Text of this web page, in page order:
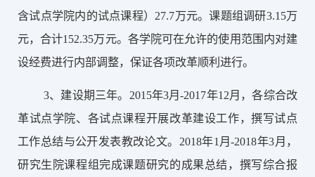
含试点学院内的试点课程）27.7万元。课题组调研3.15万
元，合计152.35万元。各学院可在允许的使用范围内对建
设经费进行内部调整，保证各项改革顺利进行。
3、建设期三年。2015年3月-2017年12月，各综合改
革试点学院、各试点课程开展改革建设工作，撰写试点
工作总结与公开发表教改论文。2018年1月-2018年3月，
研究生院课程组完成课题研究的成果总结，撰写综合报